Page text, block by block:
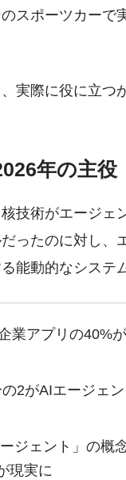
スポーツカー
実際に役に立つ
年の主役
技術がエージェ
ったのに対し、
能動的なシステ
業アプリの40%
2がAIエージェ
ジェント」の概
現実に